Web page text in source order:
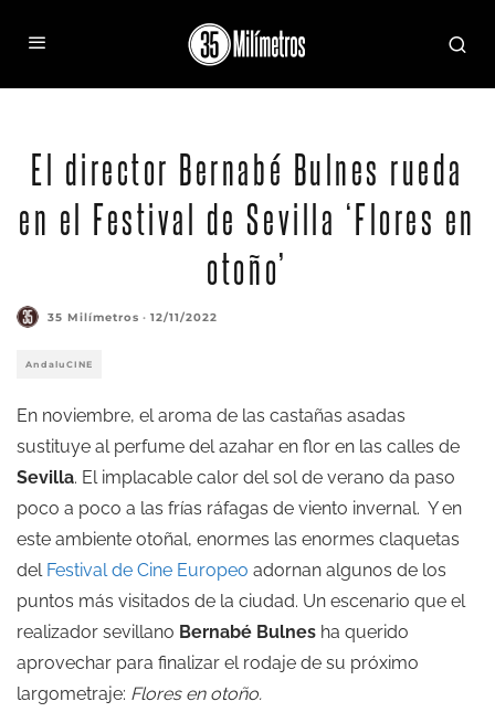
El director Bernabé Bulnes rueda
en el Festival de Sevilla ‘Flores en
otoño’
35 Milímetros · 12/11/2022
AndaluCINE
En noviembre, el aroma de las castañas asadas
sustituye al perfume del azahar en flor en las calles de
Sevilla. El implacable calor del sol de verano da paso
poco a poco a las frías ráfagas de viento invernal. Y en
este ambiente otoñal, enormes las enormes claquetas
del Festival de Cine Europeo adornan algunos de los
puntos más visitados de la ciudad. Un escenario que el
realizador sevillano Bernabé Bulnes ha querido
aprovechar para finalizar el rodaje de su próximo
largometraje: Flores en otoño.